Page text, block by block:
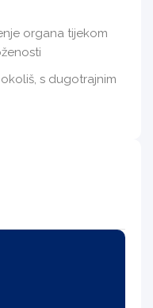
organa tijekom
s dugotrajnim